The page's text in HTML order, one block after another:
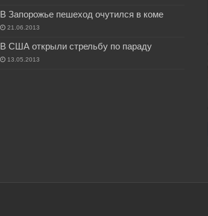
В Запорожье пешеход очутился в коме
21.06.2013
В США открыли стрельбу по параду
13.05.2013